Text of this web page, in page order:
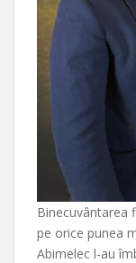
Binecuvântarea
pe orice punea
Abimelec l-au